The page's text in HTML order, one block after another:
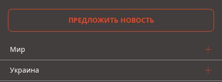
ПРЕДЛОЖИТЬ НОВОСТЬ
Мир
Украина